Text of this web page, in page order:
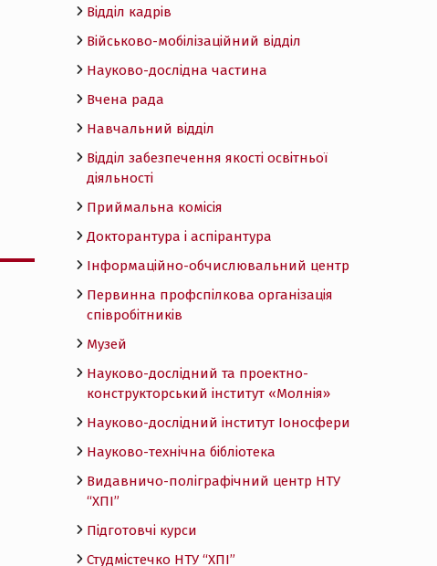
Відділ кадрів
Військово-мобілізаційний відділ
Науково-дослідна частина
Вчена рада
Навчальний відділ
Відділ забезпечення якості освітньої
діяльності
Приймальна комісія
Докторантура і аспірантура
Інформаційно-обчислювальний центр
Первинна профспілкова організація
співробітників
Музей
Науково-дослідний та проектно-
конструкторський інститут «Молнія»
Науково-дослідний інститут Іоносфери
Науково-технічна бібліотека
Видавничо-поліграфічний центр НТУ
“ХПІ”
Підготовчі курси
Студмістечко НТУ “ХПІ”